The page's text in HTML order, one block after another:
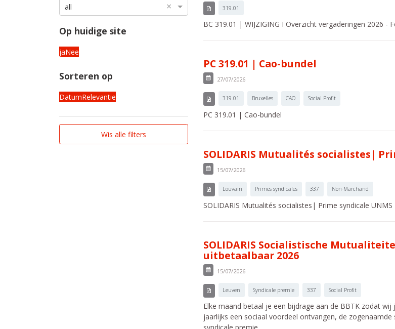
all ×
Op huidige site
jaNee
Sorteren op
DatumRelevantie
Wis alle filters
319.01
BC 319.01 | WIJZIGING I Overzicht vergaderingen 2026 -
PC 319.01 | Cao-bundel
27/07/2026
319.01 Bruxelles CAO Social Profit
PC 319.01 | Cao-bundel
SOLIDARIS Mutualités socialistes|
15/07/2026
Louvain Primes syndicales 337 Non-Marchand
SOLIDARIS Mutualités socialistes| Prime syndicale
SOLIDARIS Socialistische
uitbetaalbaar 2026
15/07/2026
Leuven Syndicale premie 337 Social Profit
Elke maand betaal je een bijdrage aan de BBTK zodat
jaarlijks een sociaal voordeel ontvangen, de